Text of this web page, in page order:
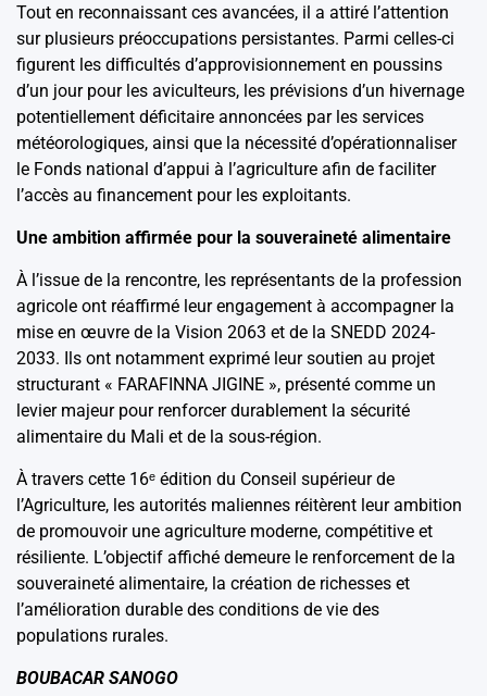
Tout en reconnaissant ces avancées, il a attiré l’attention
sur plusieurs préoccupations persistantes. Parmi celles-ci
figurent les difficultés d’approvisionnement en poussins
d’un jour pour les aviculteurs, les prévisions d’un hivernage
potentiellement déficitaire annoncées par les services
météorologiques, ainsi que la nécessité d’opérationnaliser
le Fonds national d’appui à l’agriculture afin de faciliter
l’accès au financement pour les exploitants.
Une ambition affirmée pour la souveraineté alimentaire
À l’issue de la rencontre, les représentants de la profession
agricole ont réaffirmé leur engagement à accompagner la
mise en œuvre de la Vision 2063 et de la SNEDD 2024-
2033. Ils ont notamment exprimé leur soutien au projet
structurant « FARAFINNA JIGINE », présenté comme un
levier majeur pour renforcer durablement la sécurité
alimentaire du Mali et de la sous-région.
À travers cette 16ᵉ édition du Conseil supérieur de
l’Agriculture, les autorités maliennes réitèrent leur ambition
de promouvoir une agriculture moderne, compétitive et
résiliente. L’objectif affiché demeure le renforcement de la
souveraineté alimentaire, la création de richesses et
l’amélioration durable des conditions de vie des
populations rurales.
BOUBACAR SANOGO